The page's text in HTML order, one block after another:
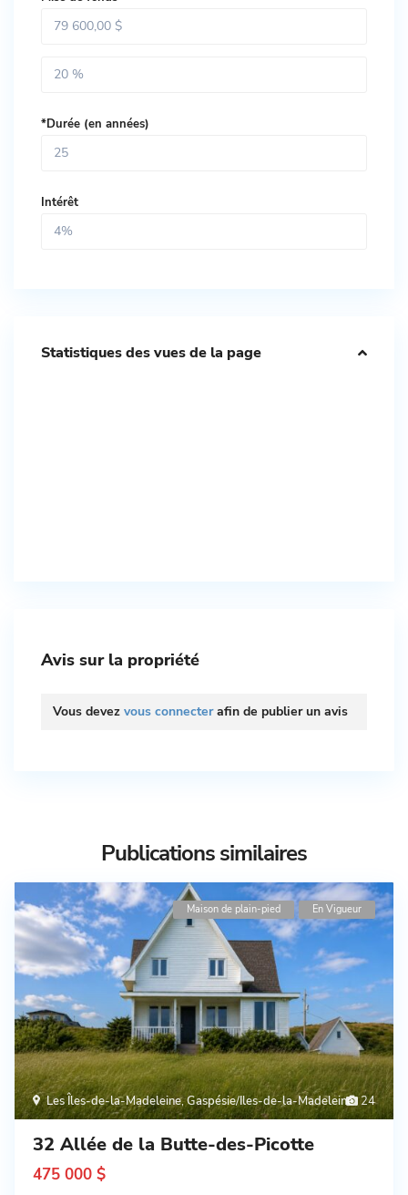
*Durée (en années)
Intérêt
Statistiques des vues de la page
Avis sur la propriété
Vous devez vous connecterafin de publier un avis
Publications similaires
24
Les Îles-de-la-Madeleine,Gaspésie/Iles-de-la-Madeleine
Maison de plain-pied En Vigueur
32 Allée de la Butte-des-Picotte
475 000 $